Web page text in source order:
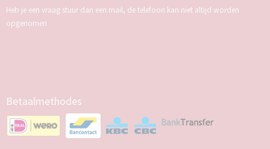
Heb je een vraag stuur dan een mail, de telefoon kan niet altijd worden
opgenomen
Betaalmethodes